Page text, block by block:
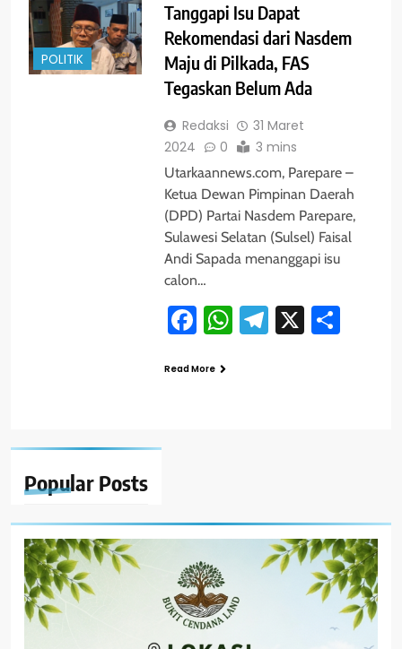
Popular Posts
POLITIK
Tanggapi Isu Dapat
Rekomendasi dari Nasdem
Maju di Pilkada, FAS
Tegaskan Belum Ada
Redaksi
31 Maret
2024
0 3 mins
Utarkaannews.com, Parepare –
Ketua Dewan Pimpinan Daerah
(DPD) Partai Nasdem Parepare,
Sulawesi Selatan (Sulsel) Faisal
Andi Sapada menanggapi isu
calon…
Facebook
WhatsApp
Telegram
X
Read More